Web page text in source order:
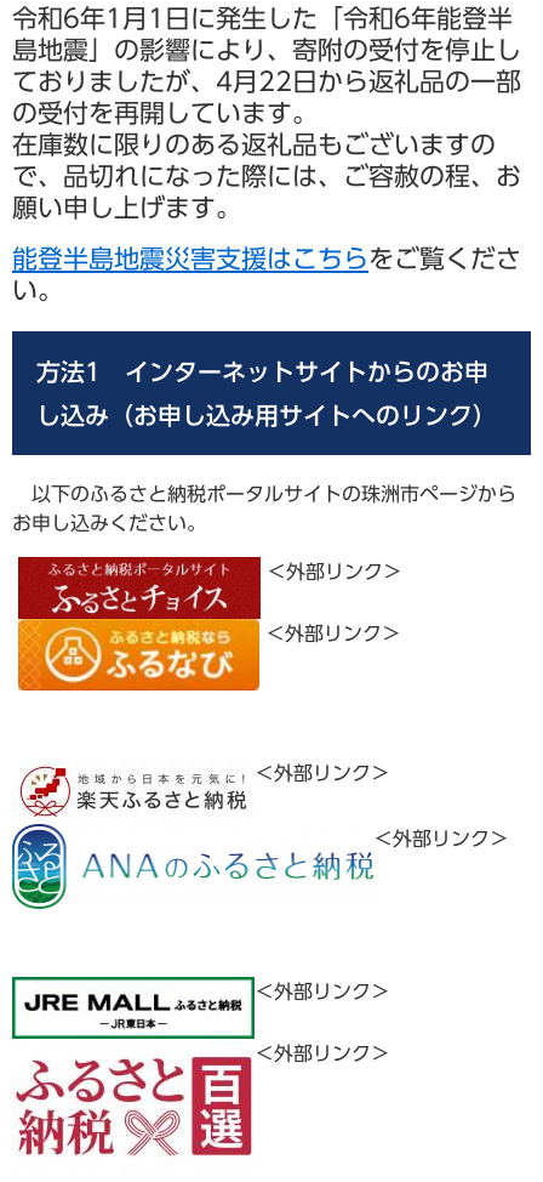
令和6年1月1日に発生した「令和6年能登半
島地震」の影響により、寄附の受付を停止し
ておりましたが、4月22日から返礼品の一部
の受付を再開しています。
在庫数に限りのある返礼品もございますの
で、品切れになった際には、ご容赦の程、お
願い申し上げます。
能登半島地震災害支援はこちら をご覧くださ
い。
方法1​ インターネットサイトからのお申
し込み（お申し込み用サイトへのリンク）
以下のふるさと納税ポータルサイトの珠洲市ページから
お申し込みください。
＜外部リンク＞
＜外部リンク＞
＜外部リンク＞
＜外部リンク＞
＜外部リンク＞
＜外部リンク＞